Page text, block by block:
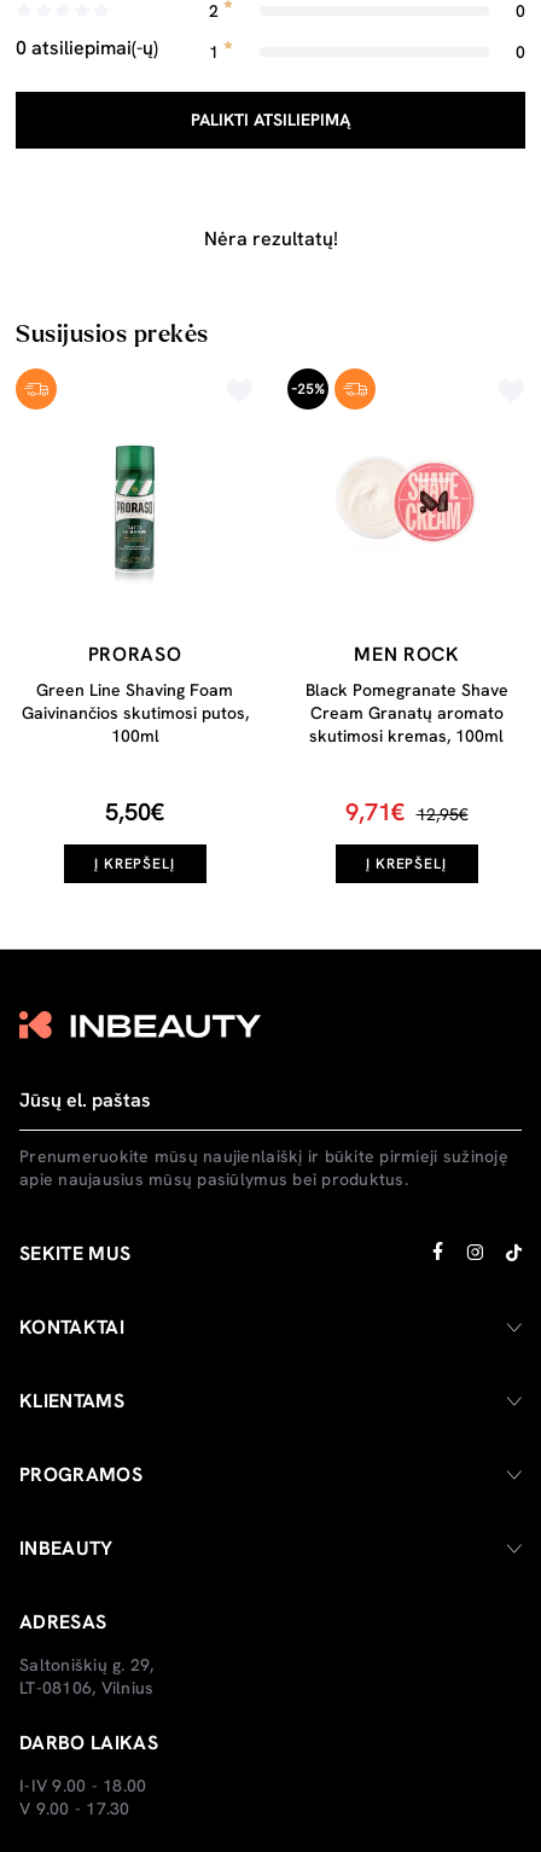
0 atsiliepimai(-ų)
2
0
1
0
PALIKTI ATSILIEPIMĄ
Nėra rezultatų!
Susijusios prekės
PRORASO
Green Line Shaving Foam
Gaivinančios skutimosi putos,
100ml
5,50€
Į KREPŠELĮ
-25%
MEN ROCK
Black Pomegranate Shave
Cream Granatų aromato
skutimosi kremas, 100ml
9,71€ 12,95€
Į KREPŠELĮ
Prenumeruokite mūsų naujienlaiškį ir būkite pirmieji sužinoję
apie naujausius mūsų pasiūlymus bei produktus.
SEKITE MUS
KONTAKTAI
KLIENTAMS
PROGRAMOS
INBEAUTY
ADRESAS
Saltoniškių g. 29,
LT-08106, Vilnius
DARBO LAIKAS
I-IV 9.00 - 18.00
V 9.00 - 17.30